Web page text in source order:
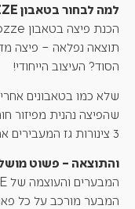
למה לבחור בטאבון COZZE?
תוצאה נפלאה – פיצה
הסוד? העיצוב הייחודי!
שהפיצה נהנית מפיזור
3 צינורות גז המעבירים את האנרגיה בחלוקה שווה.
והתוצאה – פשוט
המבערים והעוצמה של COZZE.
המבער מורכב על כל